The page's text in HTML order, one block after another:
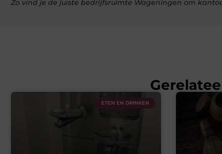
Zo vind je de juiste bedrijfsruimte Wageningen om
ETEN EN DRINKEN